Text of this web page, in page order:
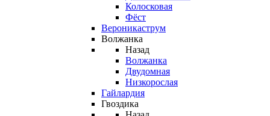
Колосковая
Фёст
Вероникаструм
Волжанка
Назад
Волжанка
Двудомная
Низкорослая
Гайлардия
Гвоздика